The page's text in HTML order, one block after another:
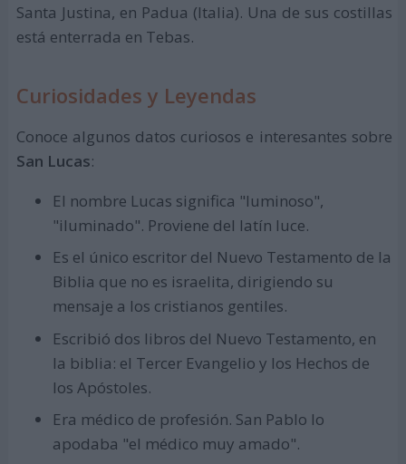
Santa Justina, en Padua (Italia). Una de sus costillas
está enterrada en Tebas.
Curiosidades y Leyendas
Conoce algunos datos curiosos e interesantes sobre
San Lucas:
El nombre Lucas significa "luminoso",
"iluminado". Proviene del latín luce.
Es el único escritor del Nuevo Testamento de la
Biblia que no es israelita, dirigiendo su
mensaje a los cristianos gentiles.
Escribió dos libros del Nuevo Testamento, en
la biblia: el Tercer Evangelio y los Hechos de
los Apóstoles.
Era médico de profesión. San Pablo lo
apodaba "el médico muy amado".